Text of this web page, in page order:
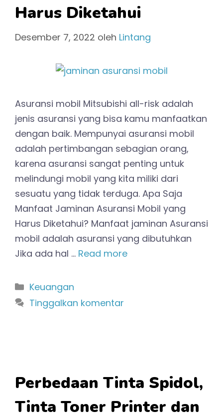
Harus Diketahui
Desember 7, 2022 oleh Lintang
Asuransi mobil Mitsubishi all-risk adalah
jenis asuransi yang bisa kamu manfaatkan
dengan baik. Mempunyai asuransi mobil
adalah pertimbangan sebagian orang,
karena asuransi sangat penting untuk
melindungi mobil yang kita miliki dari
sesuatu yang tidak terduga. Apa Saja
Manfaat Jaminan Asuransi Mobil yang
Harus Diketahui? Manfaat jaminan Asuransi
mobil adalah asuransi yang dibutuhkan
Jika ada hal … Read more
Kategori
Keuangan
Tinggalkan komentar
Perbedaan Tinta Spidol,
Tinta Toner Printer dan